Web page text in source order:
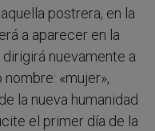
postrera, en la
a aparecer en la
nuevamente a
«mujer»,
la nueva humanidad
el primer día de la